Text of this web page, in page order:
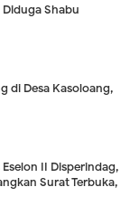
Diduga Shabu
di Desa Kasoloang,
II Disperindag,
Surat Terbuka,